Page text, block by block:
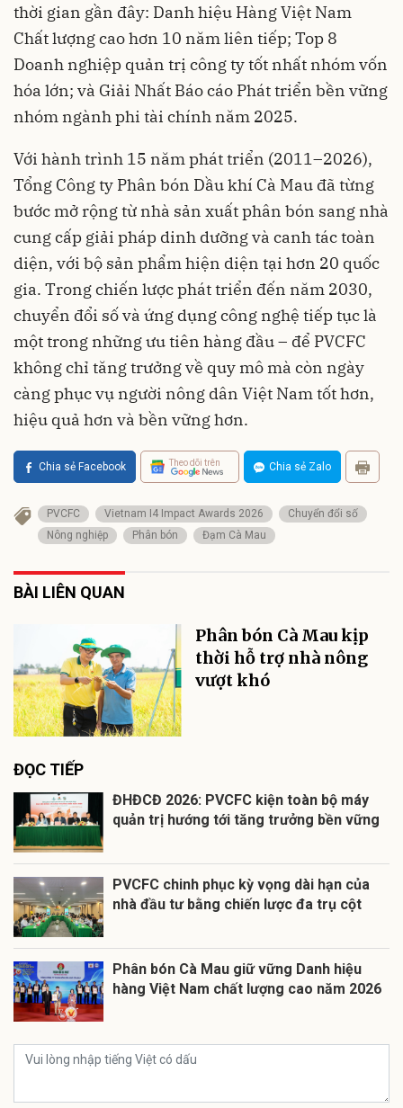
thời gian gần đây: Danh hiệu Hàng Việt Nam
Chất lượng cao hơn 10 năm liên tiếp; Top 8
Doanh nghiệp quản trị công ty tốt nhất nhóm vốn
hóa lớn; và Giải Nhất Báo cáo Phát triển bền vững
nhóm ngành phi tài chính năm 2025.
Với hành trình 15 năm phát triển (2011–2026),
Tổng Công ty Phân bón Dầu khí Cà Mau đã từng
bước mở rộng từ nhà sản xuất phân bón sang nhà
cung cấp giải pháp dinh dưỡng và canh tác toàn
diện, với bộ sản phẩm hiện diện tại hơn 20 quốc
gia. Trong chiến lược phát triển đến năm 2030,
chuyển đổi số và ứng dụng công nghệ tiếp tục là
một trong những ưu tiên hàng đầu – để PVCFC
không chỉ tăng trưởng về quy mô mà còn ngày
càng phục vụ người nông dân Việt Nam tốt hơn,
hiệu quả hơn và bền vững hơn.
Chia sẻ Facebook Theo dõi trên Chia sẻ Zalo
PVCFC Vietnam I4 Impact Awards 2026
Chuyển đổi số
Nông nghiệp
Phân bón Đạm Cà Mau
BÀI LIÊN QUAN
Phân bón Cà Mau kịp
thời hỗ trợ nhà nông
vượt khó
ĐỌC TIẾP
ĐHĐCĐ 2026: PVCFC kiện toàn bộ máy
quản trị hướng tới tăng trưởng bền vững
PVCFC chinh phục kỳ vọng dài hạn của
nhà đầu tư bằng chiến lược đa trụ cột
Phân bón Cà Mau giữ vững Danh hiệu
hàng Việt Nam chất lượng cao năm 2026